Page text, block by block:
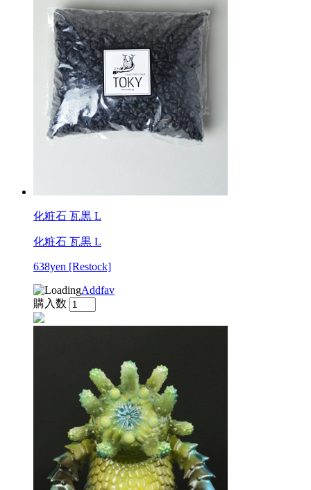
化粧石 瓦黒 L
化粧石 瓦黒 L
638yen [Restock]
Addfav
購入数